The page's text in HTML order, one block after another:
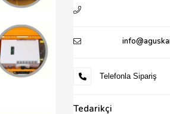
Telefonla Sipariş
Tedarikçi